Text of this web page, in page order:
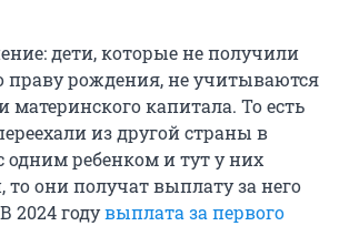
дети, которые не получили
праву рождения, не учитываются
материнского капитала. То есть
из другой страны в
одним ребенком и тут у них
то они получат выплату за него
2024 годувыплата за первого